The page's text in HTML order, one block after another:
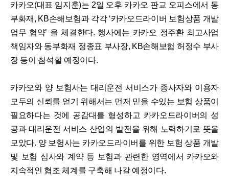
카카오(대표 임지훈)는 2일 오후 카카오 판교 오피스에서 동
부화재, KB손해보험과 각각 ‘카카오드라이버 보험상품 개발
업무 협약’ 을 체결한다. 행사에는 카카오 정주환 최고사업
책임자와 동부화재 정종표 부사장, KB손해보험 허정수 부사
장 등이 참석할 예정이다.
카카오와 양 보험사는 대리운전 서비스가 종사자와 이용자
모두의 신뢰를 얻기 위해서는 먼저 믿을 수있는 보험 상품이
필요하다는 것에 공감대를 형성하고 카카오드라이버의 성
공과 대리운전 서비스 산업의 발전을 위해 노력하기로 뜻을
모았다. 양 보험사는 카카오드라이버를 위한 보험 상품 개발
및 보험 심사와 계약 등 보험과 관련한 영역에서 카카오와
지속적인 협조 체계를 구축해 나갈 예정이다.